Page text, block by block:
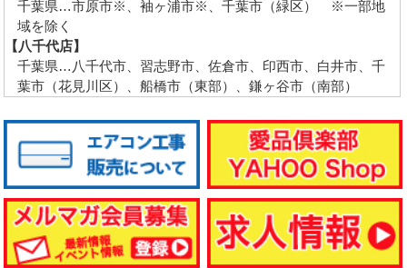
千葉県…市原市※、袖ヶ浦市※、千葉市（緑区） ※一部地
域を除く
【八千代店】
千葉県…八千代市、習志野市、佐倉市、印西市、白井市、千
葉市（花見川区）、船橋市（東部）、鎌ヶ谷市（南部）